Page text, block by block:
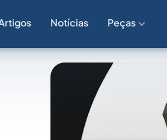
Notícias Peças